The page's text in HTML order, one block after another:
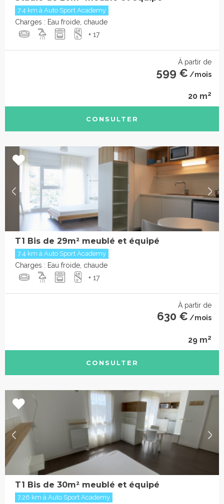
7.4 km à Auto Sport Academy
Charges : Eau froide, chaude
+ 17
À partir de
599 € /mois
20 m2
CONSULTER
T1 Bis de 29m² meublé et équipé
7.4 km à Auto Sport Academy
Charges : Eau froide, chaude
+ 17
À partir de
630 € /mois
29 m2
CONSULTER
T1 Bis de 30m² meublé et équipé
7.26 km à Auto Sport Academy